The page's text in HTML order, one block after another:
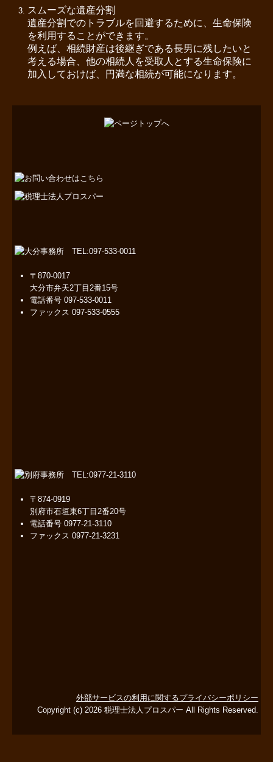
スムーズな遺産分割
遺産分割でのトラブルを回避するために、生命保険
を利用することができます。
例えば、相続財産は後継ぎである長男に残したいと
考える場合、他の相続人を受取人とする生命保険に
加入しておけば、円満な相続が可能になります。
〒870-0017
大分市弁天2丁目2番15号
電話番号097-533-0011
ファックス097-533-0555
〒874-0919
別府市石垣東6丁目2番20号
電話番号0977-21-3110
ファックス0977-21-3231
外部サービスの利用に関するプライバシーポリシー
Copyright (c) 2026 税理士法人プロスパー All Rights Reserved.